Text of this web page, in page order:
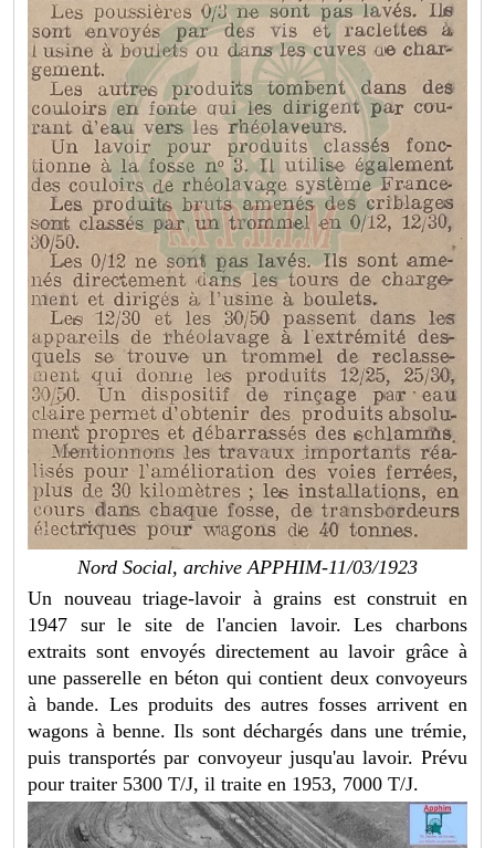
Nord Social, archive APPHIM-11/03/1923
Un nouveau triage-lavoir à grains est construit en
1947 sur le site de l'ancien lavoir. Les charbons
extraits sont envoyés directement au lavoir grâce à
une passerelle en béton qui contient deux convoyeurs
à bande. Les produits des autres fosses arrivent en
wagons à benne. Ils sont déchargés dans une trémie,
puis transportés par convoyeur jusqu'au lavoir. Prévu
pour traiter 5300 T/J, il traite en 1953, 7000 T/J.